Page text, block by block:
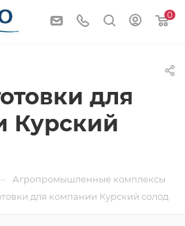
0
для
Курский
Агропромышленные комплексы
для компании Курский солод